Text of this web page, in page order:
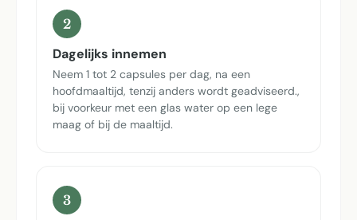
2
Dagelijks innemen
Neem 1 tot 2 capsules per dag, na een
hoofdmaaltijd, tenzij anders wordt geadviseerd.,
bij voorkeur met een glas water op een lege
maag of bij de maaltijd.
3